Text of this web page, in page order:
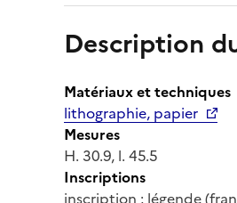
Description
Matériaux et techniques
lithographie, papier
Mesures
H. 30.9, l. 45.5
Inscriptions
inscription ; légende